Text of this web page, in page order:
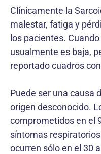
Clínicamente la
malestar, fatiga y
los pacientes.
usualmente es baja,
reportado cuadros
Puede ser una causa
origen desconocido.
comprometidos en el
síntomas
ocurren sólo en el 30